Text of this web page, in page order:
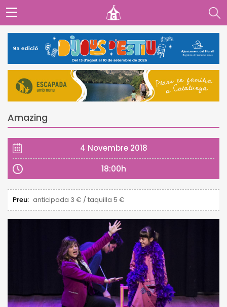
Amazing
4 Novembre 2018
18:00h
Preu: anticipada 3 € / taquilla 5 €